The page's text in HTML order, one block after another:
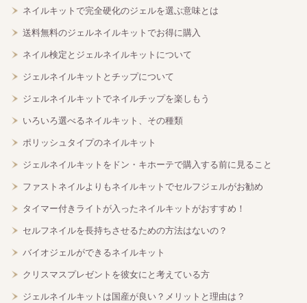
ネイルキットで完全硬化のジェルを選ぶ意味とは
送料無料のジェルネイルキットでお得に購入
ネイル検定とジェルネイルキットについて
ジェルネイルキットとチップについて
ジェルネイルキットでネイルチップを楽しもう
いろいろ選べるネイルキット、その種類
ポリッシュタイプのネイルキット
ジェルネイルキットをドン・キホーテで購入する前に見ること
ファストネイルよりもネイルキットでセルフジェルがお勧め
タイマー付きライトが入ったネイルキットがおすすめ！
セルフネイルを長持ちさせるための方法はないの？
バイオジェルができるネイルキット
クリスマスプレゼントを彼女にと考えている方
ジェルネイルキットは国産が良い？メリットと理由は？